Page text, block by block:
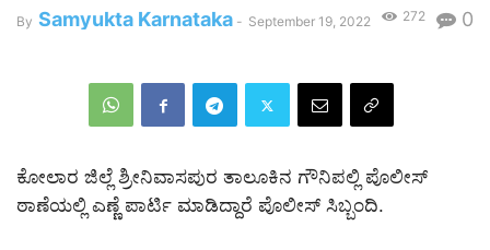
By Samyukta Karnataka - September 19, 2022 0
272
ಕೋಲಾರ ಜಿಲ್ಲೆ ಶ್ರೀನಿವಾಸಪುರ ತಾಲೂಕಿನ ಗೌನಿಪಲ್ಲಿ ಪೊಲೀಸ್
ಠಾಣೆಯಲ್ಲಿ ಎಣ್ಣೆ ಪಾರ್ಟಿ ಮಾಡಿದ್ದಾರೆ ಪೊಲೀಸ್ ಸಿಬ್ಬಂದಿ.